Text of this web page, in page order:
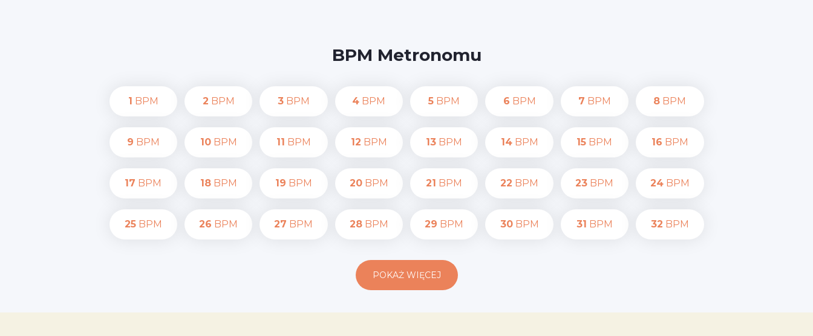
BPM Metronomu
1 BPM 2 BPM 3BPM 4 BPM 5 BPM 6 BPM 7 BPM 8 BPM
9 BPM 10BPM 11 BPM 12 BPM 13 BPM 14BPM 15 BPM 16 BPM
17 BPM 18BPM 19 BPM 20BPM 21 BPM 22 BPM 23 BPM 24BPM
25BPM 26 BPM 27 BPM 28BPM 29 BPM 30BPM 31 BPM 32 BPM
POKAŻ WIĘCEJ